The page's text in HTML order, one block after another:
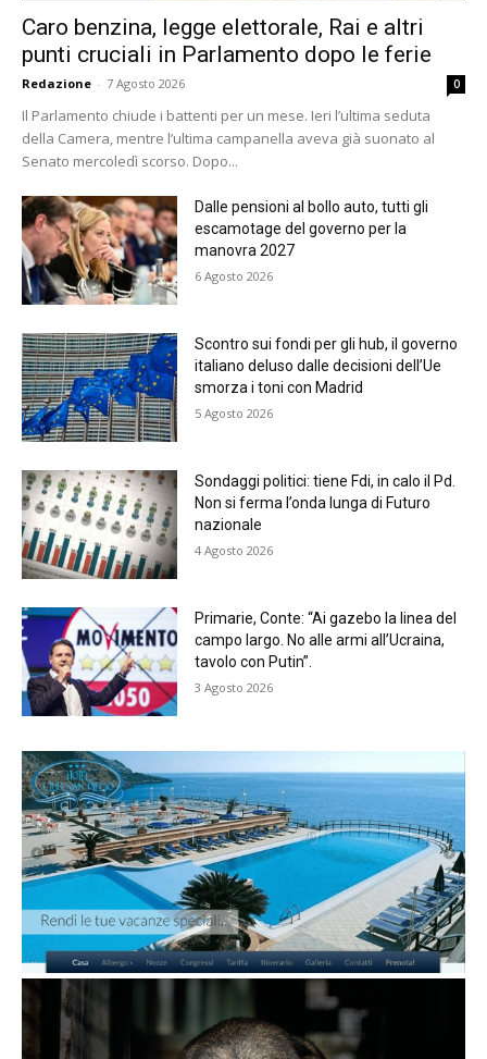
Caro benzina, legge elettorale, Rai e altri
punti cruciali in Parlamento dopo le ferie
Redazione - 7 Agosto 2026 0
Il Parlamento chiude i battenti per un mese. Ieri l’ultima seduta
della Camera, mentre l’ultima campanella aveva già suonato al
Senato mercoledì scorso. Dopo...
Dalle pensioni al bollo auto, tutti gli
escamotage del governo per la
manovra 2027
6 Agosto 2026
Scontro sui fondi per gli hub, il governo
italiano deluso dalle decisioni dell’Ue
smorza i toni con Madrid
5 Agosto 2026
Sondaggi politici: tiene Fdi, in calo il Pd.
Non si ferma l’onda lunga di Futuro
nazionale
4 Agosto 2026
Primarie, Conte: “Ai gazebo la linea del
campo largo. No alle armi all’Ucraina,
tavolo con Putin”.
3 Agosto 2026